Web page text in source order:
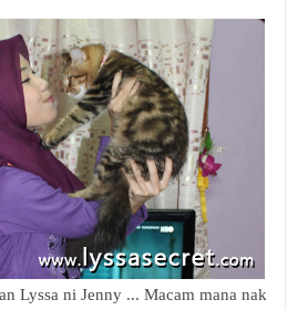
Lyssa ni Jenny ... Macam mana nak